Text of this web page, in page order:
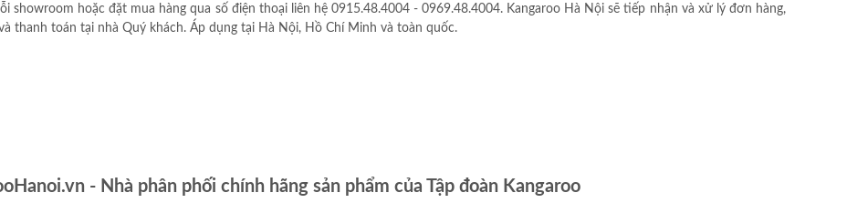
showroom hoặc đặt mua hàng qua số điện thoại liên hệ 0915.48.4004 - 0969.48.4004. Kangaroo Hà Nội sẽ tiếp nhận và xử lý đơn hàng,
thanh toán tại nhà Quý khách. Áp dụng tại Hà Nội, Hồ Chí Minh và toàn quốc.
- Nhà phân phối chính hãng sản phẩm của Tập đoàn Kangaroo